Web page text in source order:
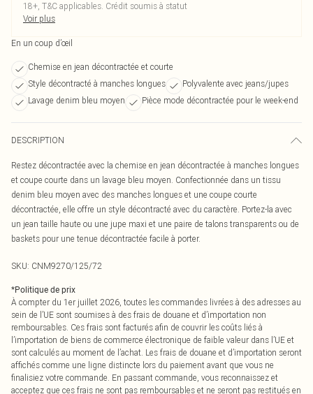
18+, T&C applicables. Crédit soumis à statut
Voir plus
En un coup d’œil
Chemise en jean décontractée et courte
Style décontracté à manches longues
Polyvalente avec jeans/jupes
Lavage denim bleu moyen
Pièce mode décontractée pour le week-end
DESCRIPTION
Restez décontractée avec la chemise en jean décontractée à manches longues
et coupe courte dans un lavage bleu moyen. Confectionnée dans un tissu
denim bleu moyen avec des manches longues et une coupe courte
décontractée, elle offre un style décontracté avec du caractère. Portez-la avec
un jean taille haute ou une jupe maxi et une paire de talons transparents ou de
baskets pour une tenue décontractée facile à porter.
SKU: CNM9270/125/72
*Politique de prix
À compter du 1er juillet 2026, toutes les commandes livrées à des adresses au
sein de l’UE sont soumises à des frais de douane et d’importation non
remboursables. Ces frais sont facturés afin de couvrir les coûts liés à
l’importation de biens de commerce électronique de faible valeur dans l’UE et
sont calculés au moment de l’achat. Les frais de douane et d’importation seront
affichés comme une ligne distincte lors du paiement avant que vous ne
finalisiez votre commande. En passant commande, vous reconnaissez et
acceptez que ces frais ne sont pas remboursables et ne seront pas restitués en